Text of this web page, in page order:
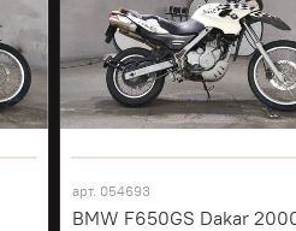
арт. 054693
BMW F650GS Dakar